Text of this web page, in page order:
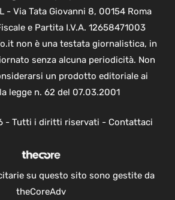
- Via Tata Giovanni 8, 00154 Roma
e Partita I.V.A. 12658471003
non è una testata giornalistica, in
senza alcuna periodicità. Non
un prodotto editoriale ai
legge n. 62 del 07.03.2001
- Tutti i diritti riservati - Contattaci
su questo sito sono gestite da
theCoreAdv